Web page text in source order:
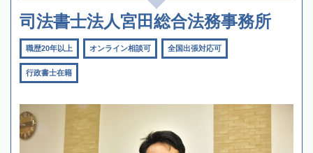
司法書士法人宮田総合法務事務所
職歴20年以上 オンライン相談可 全国出張対応可
行政書士在籍